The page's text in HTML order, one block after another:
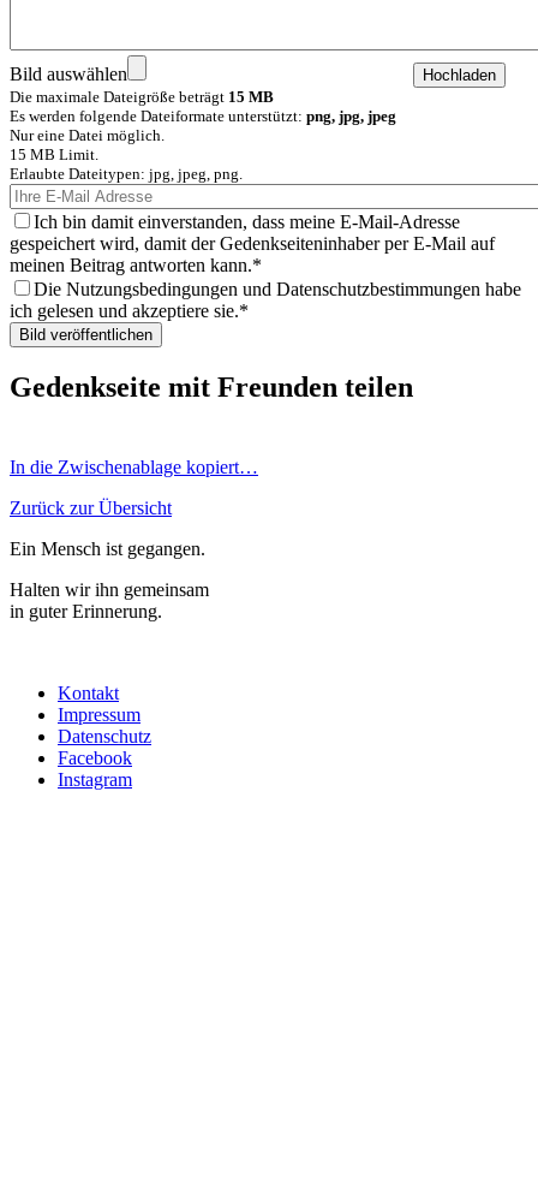
Bild auswählen
Die maximale Dateigröße beträgt 15 MB
Es werden folgende Dateiformate unterstützt: png, jpg, jpeg
Nur eine Datei möglich.
15 MB Limit.
Erlaubte Dateitypen: jpg, jpeg, png.
Ich bin damit einverstanden, dass meine E-Mail-Adresse
gespeichert wird, damit der Gedenkseiteninhaber per E-Mail auf
meinen Beitrag antworten kann.
Die Nutzungsbedingungen und Datenschutzbestimmungen habe
ich gelesen und akzeptiere sie.
Gedenkseite mit Freunden teilen
In die Zwischenablage kopiert…
Zurück zur Übersicht
Ein Mensch ist gegangen.
Halten wir ihn gemeinsam
in guter Erinnerung.
Kontakt
Impressum
Datenschutz
Facebook
Instagram